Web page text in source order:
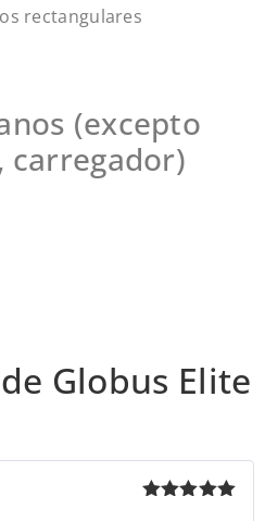
rectangulares
(excepto
carregador)
Globus Elite